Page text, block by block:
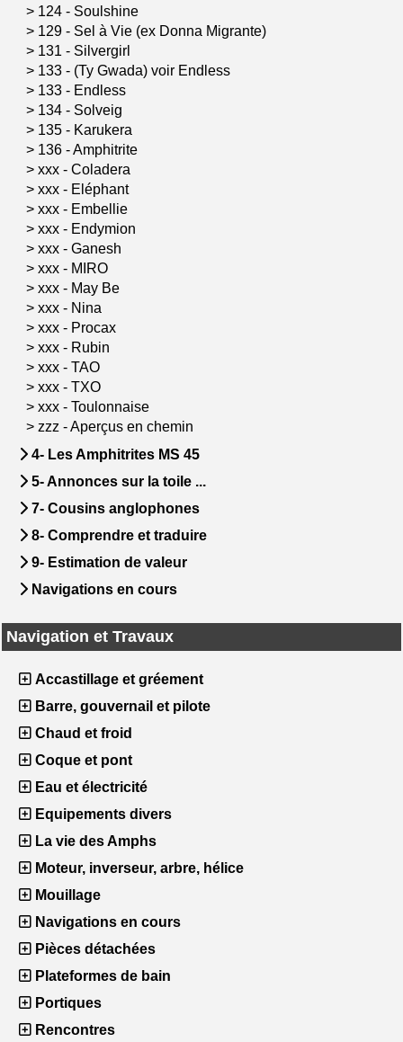
> 124 - Soulshine
> 129 - Sel à Vie (ex Donna Migrante)
> 131 - Silvergirl
> 133 - (Ty Gwada) voir Endless
> 133 - Endless
> 134 - Solveig
> 135 - Karukera
> 136 - Amphitrite
> xxx - Coladera
> xxx - Eléphant
> xxx - Embellie
> xxx - Endymion
> xxx - Ganesh
> xxx - MIRO
> xxx - May Be
> xxx - Nina
> xxx - Procax
> xxx - Rubin
> xxx - TAO
> xxx - TXO
> xxx - Toulonnaise
> zzz - Aperçus en chemin
4- Les Amphitrites MS 45
5- Annonces sur la toile ...
7- Cousins anglophones
8- Comprendre et traduire
9- Estimation de valeur
Navigations en cours
Navigation et Travaux
Accastillage et gréement
Barre, gouvernail et pilote
Chaud et froid
Coque et pont
Eau et électricité
Equipements divers
La vie des Amphs
Moteur, inverseur, arbre, hélice
Mouillage
Navigations en cours
Pièces détachées
Plateformes de bain
Portiques
Rencontres